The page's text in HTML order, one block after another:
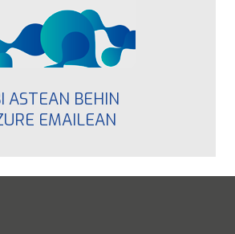
ASTEAN BEHIN
EMAILEAN